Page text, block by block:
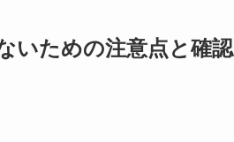
いための注意点と確認